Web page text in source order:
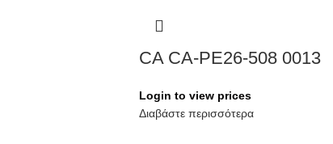
CA CA-PE26-508 0013
Login to view prices
Διαβάστε περισσότερα